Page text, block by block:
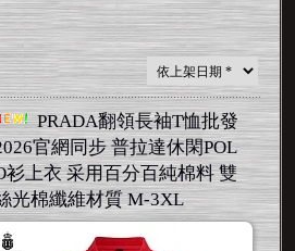
PRADA翻領長袖T恤批發
官網同步 普拉達休閑POL
衫上衣 采用百分百純棉料 雙
光棉纖維材質 M-3XL